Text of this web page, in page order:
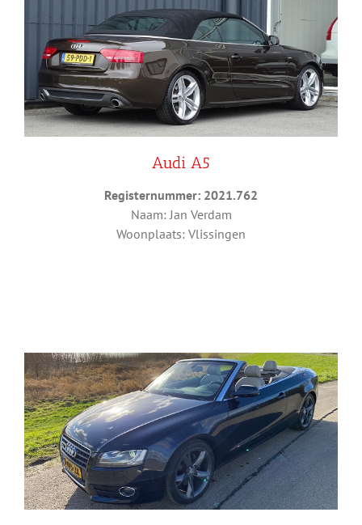
Audi A5
Registernummer: 2021.762
Naam: Jan Verdam
Woonplaats: Vlissingen